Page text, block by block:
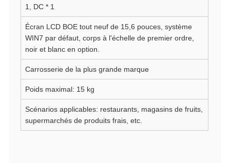
1, DC * 1
Écran LCD BOE tout neuf de 15,6 pouces, système
WIN7 par défaut, corps à l'échelle de premier ordre,
noir et blanc en option.
Carrosserie de la plus grande marque
Poids maximal: 15 kg
Scénarios applicables: restaurants, magasins de fruits,
supermarchés de produits frais, etc.